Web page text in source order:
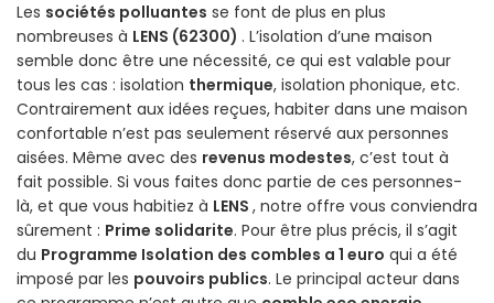
Les sociétés polluantes se font de plus en plus
nombreuses à LENS (62300) . L’isolation d’une maison
semble donc être une nécessité, ce qui est valable pour
tous les cas : isolation thermique, isolation phonique, etc.
Contrairement aux idées reçues, habiter dans une maison
confortable n’est pas seulement réservé aux personnes
aisées. Même avec des revenus modestes, c’est tout à
fait possible. Si vous faites donc partie de ces personnes-
là, et que vous habitiez à LENS , notre offre vous conviendra
sûrement : Prime solidarite. Pour être plus précis, il s’agit
du Programme Isolation des combles a 1 euro qui a été
imposé par les pouvoirs publics. Le principal acteur dans